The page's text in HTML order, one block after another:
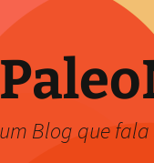
de
um Blog que fala